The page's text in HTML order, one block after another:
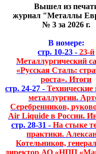
Вышел из
журнал "Металлы
№ 3 за 2026 г.
В номере:
стр. 10-23 - 23-й
Металлургический
«Русская Сталь:
роста». Итоги
стр. 24-27 - Технические
металлургии.
Серебренников,
Air Liquide в России.
стр. 28-31 - На стыке
практики.
Котельников,